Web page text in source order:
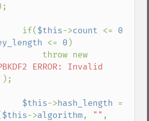
                if(
$this->count <=
<= 0 )
ERROR: Invalid
);
$this->hash_length
$this->algorithm, ""